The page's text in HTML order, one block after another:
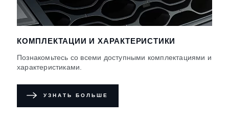
КОМПЛЕКТАЦИИ И ХАРАКТЕРИСТИКИ
Познакомьтесь со всеми доступными комплектациями и
характеристиками.
УЗНАТЬ БОЛЬШЕ